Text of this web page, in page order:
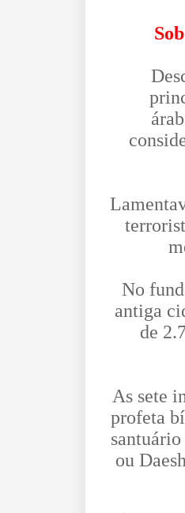
No
antiga
de
As sete
profeta
ou